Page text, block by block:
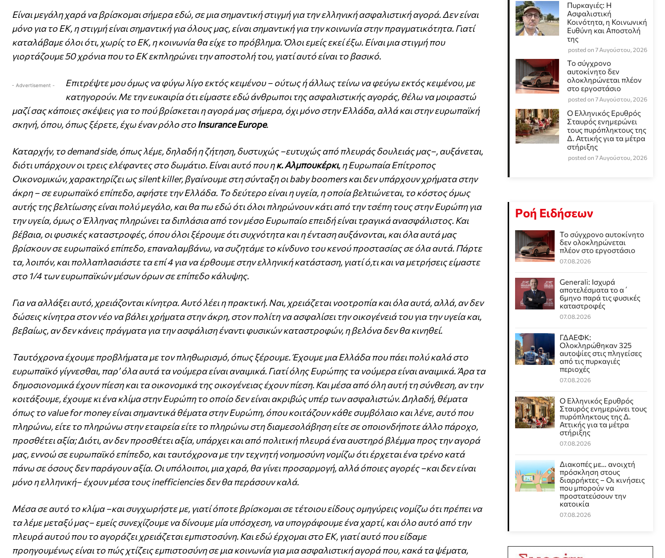
Είναι μεγάλη χαρά να βρίσκομαι σήμερα εδώ, σε μια σημαντική στιγμή για την ελληνική ασφαλιστική αγορά. Δεν είναι
μόνο για το ΕΚ, η στιγμή είναι σημαντική για όλους μας, είναι σημαντική για την κοινωνία στην πραγματικότητα. Γιατί
καταλάβαμε όλοι ότι, χωρίς το ΕΚ, η κοινωνία θα είχε το πρόβλημα. Όλοι εμείς εκεί έξω. Είναι μια στιγμή που
γιορτάζουμε 50 χρόνια που το ΕΚ εκπληρώνει την αποστολή του, γιατί αυτό είναι το βασικό.
- Advertisement -
Επιτρέψτε μου όμως να φύγω λίγο εκτός κειμένου – ούτως ή άλλως τείνω να φεύγω εκτός κειμένου, με
κατηγορούν. Με την ευκαιρία ότι είμαστε εδώ άνθρωποι της ασφαλιστικής αγοράς, θέλω να μοιραστώ
μαζί σας κάποιες σκέψεις για το πού βρίσκεται η αγορά μας σήμερα, όχι μόνο στην Ελλάδα, αλλά και στην ευρωπαϊκή
σκηνή, όπου, όπως ξέρετε, έχω έναν ρόλο στοInsurance Europe.
Καταρχήν, το demand side, όπως λέμε, δηλαδή η ζήτηση, δυστυχώς –ευτυχώς από πλευράς δουλειάς μας–, αυξάνεται,
διότι υπάρχουν οι τρεις ελέφαντες στο δωμάτιο. Είναι αυτό που ηκ. Αλμπουκέρκι, η Ευρωπαία Επίτροπος
Οικονομικών, χαρακτηρίζει ως silent killer, βγαίνουμε στη σύνταξη οι baby boomers και δεν υπάρχουν χρήματα στην
άκρη – σε ευρωπαϊκό επίπεδο, αφήστε την Ελλάδα. Το δεύτερο είναι η υγεία, η οποία βελτιώνεται, το κόστος όμως
αυτής της βελτίωσης είναι πολύ μεγάλο, και θα πω εδώ ότι όλοι πληρώνουν κάτι από την τσέπη τους στην Ευρώπη για
την υγεία, όμως ο Έλληνας πληρώνει τα διπλάσια από τον μέσο Ευρωπαίο επειδή είναι τραγικά ανασφάλιστος. Και
βέβαια, οι φυσικές καταστροφές, όπου όλοι ξέρουμε ότι συχνότητα και η ένταση αυξάνονται, και όλα αυτά μας
βρίσκουν σε ευρωπαϊκό επίπεδο, επαναλαμβάνω, να συζητάμε το κίνδυνο του κενού προστασίας σε όλα αυτά. Πάρτε
τα, λοιπόν, και πολλαπλασιάστε τα επί 4 για να έρθουμε στην ελληνική κατάσταση, γιατί ό,τι και να μετρήσεις είμαστε
στο 1/4 των ευρωπαϊκών μέσων όρων σε επίπεδο κάλυψης.
Για να αλλάξει αυτό, χρειάζονται κίνητρα. Αυτό λέει η πρακτική. Ναι, χρειάζεται νοοτροπία και όλα αυτά, αλλά, αν δεν
δώσεις κίνητρα στον νέο να βάλει χρήματα στην άκρη, στον πολίτη να ασφαλίσει την οικογένειά του για την υγεία και,
βεβαίως, αν δεν κάνεις πράγματα για την ασφάλιση έναντι φυσικών καταστροφών, η βελόνα δεν θα κινηθεί.
Ταυτόχρονα έχουμε προβλήματα με τον πληθωρισμό, όπως ξέρουμε. Έχουμε μια Ελλάδα που πάει πολύ καλά στο
ευρωπαϊκό γίγνεσθαι, παρ’ όλα αυτά τα νούμερα είναι αναιμικά. Γιατί όλης Ευρώπης τα νούμερα είναι αναιμικά. Άρα τα
δημοσιονομικά έχουν πίεση και τα οικονομικά της οικογένειας έχουν πίεση. Και μέσα από όλη αυτή τη σύνθεση, αν την
κοιτάξουμε, έχουμε κι ένα κλίμα στην Ευρώπη το οποίο δεν είναι ακριβώς υπέρ των ασφαλιστών. Δηλαδή, θέματα
όπως το value for money είναι σημαντικά θέματα στην Ευρώπη, όπου κοιτάζουν κάθε συμβόλαιο και λένε, αυτό που
πληρώνω, είτε το πληρώνω στην εταιρεία είτε το πληρώνω στη διαμεσολάβηση είτε σε οποιονδήποτε άλλο πάροχο,
προσθέτει αξία; Διότι, αν δεν προσθέτει αξία, υπάρχει και από πολιτική πλευρά ένα αυστηρό βλέμμα προς την αγορά
μας, εννοώ σε ευρωπαϊκό επίπεδο, και ταυτόχρονα με την τεχνητή νοημοσύνη νομίζω ότι έρχεται ένα τρένο κατά
πάνω σε όσους δεν παράγουν αξία. Οι υπόλοιποι, μια χαρά, θα γίνει προσαρμογή, αλλά όποιες αγορές –και δεν είναι
μόνο η ελληνική– έχουν μέσα τους inefficiencies δεν θα περάσουν καλά.
Μέσα σε αυτό το κλίμα –και συγχωρήστε με, γιατί όποτε βρίσκομαι σε τέτοιου είδους ομηγύρεις νομίζω ότι πρέπει να
τα λέμε μεταξύ μας– εμείς συνεχίζουμε να δίνουμε μία υπόσχεση, να υπογράφουμε ένα χαρτί, και όλο αυτό από την
πλευρά αυτού που το αγοράζει χρειάζεται εμπιστοσύνη. Και εδώ έρχομαι στο ΕΚ, γιατί αυτό που είδαμε
προηγουμένως είναι το πώς χτίζεις εμπιστοσύνη σε μια κοινωνία για μια ασφαλιστική αγορά που, κακά τα ψέματα,
Πυρκαγιές: Η
Ασφαλιστική
Κοινότητα, η Κοινωνική
Ευθύνη και Αποστολή
της
posted on 7 Αυγούστου, 2026
Το σύγχρονο
αυτοκίνητο δεν
ολοκληρώνεται πλέον
στο εργοστάσιο
posted on 7 Αυγούστου, 2026
Ο Ελληνικός Ερυθρός
Σταυρός ενημερώνει
τους πυρόπληκτους της
Δ. Αττικής για τα μέτρα
στήριξης
posted on 7 Αυγούστου, 2026
Ροή Ειδήσεων
Το σύγχρονο αυτοκίνητο
δεν ολοκληρώνεται
πλέον στο εργοστάσιο
07.08.2026
Generali: Ισχυρά
αποτελέσματα το α΄
6μηνο παρά τις φυσικές
καταστροφές
07.08.2026
ΓΔΑΕΦΚ:
Ολοκληρώθηκαν 325
αυτοψίες στις πληγείσες
από τις πυρκαγιές
περιοχές
07.08.2026
Ο Ελληνικός Ερυθρός
Σταυρός ενημερώνει τους
πυρόπληκτους της Δ.
Αττικής για τα μέτρα
στήριξης
07.08.2026
Διακοπές με… ανοιχτή
πρόσκληση στους
διαρρήκτες – Οι κινήσεις
που μπορούν να
προστατεύσουν την
κατοικία
07.08.2026